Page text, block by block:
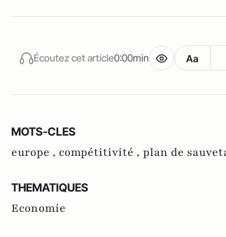
Écoutez cet article0:00min Aa
MOTS-CLES
europe , compétitivité , plan de
THEMATIQUES
Economie